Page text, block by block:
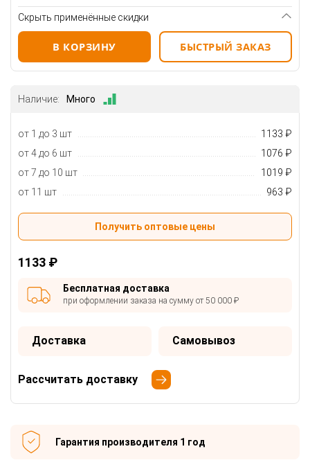
Скрыть применённые скидки
В КОРЗИНУ БЫСТРЫЙ ЗАКАЗ
Наличие: Много
от 1 до 3 шт
1133 ₽
от 4 до 6 шт
1076 ₽
от 7 до 10 шт
1019 ₽
от 11 шт
963 ₽
Получить оптовые цены
1133 ₽
Бесплатная доставка
при оформлении заказа на сумму от 50 000 ₽
Доставка Самовывоз
Рассчитать доставку
Гарантия производителя 1 год